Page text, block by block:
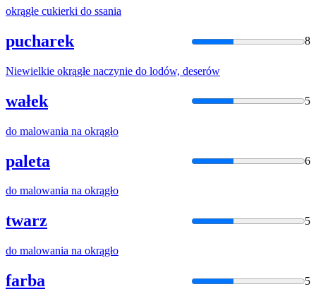
okrągłe cukierki do ssania
pucharek 8
Niewielkie okrągłe naczynie do lodów, deserów
wałek 5
do malowania na okrągło
paleta 6
do malowania na okrągło
twarz 5
do malowania na okrągło
farba 5